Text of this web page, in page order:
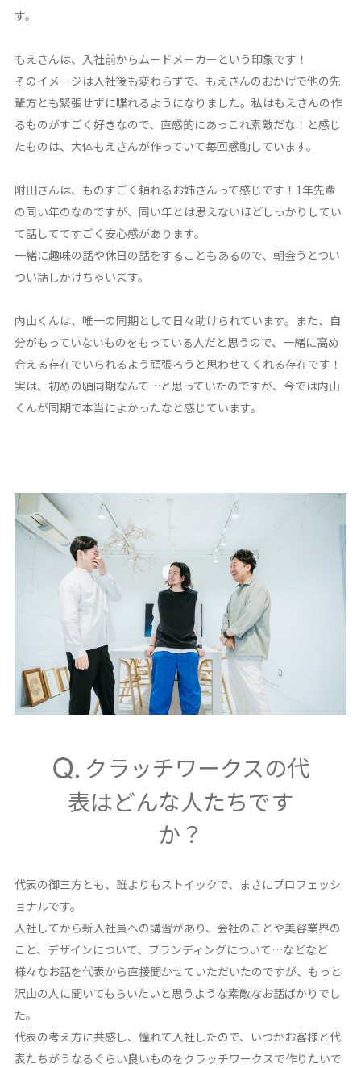
す。
もえさんは、入社前からムードメーカーという印象です！
そのイメージは入社後も変わらずで、もえさんのおかげで他の先
輩方とも緊張せずに喋れるようになりました。私はもえさんの作
るものがすごく好きなので、直感的にあっこれ素敵だな！と感じ
たものは、大体もえさんが作っていて毎回感動しています。
附田さんは、ものすごく頼れるお姉さんって感じです！1年先輩
の同い年のなのですが、同い年とは思えないほどしっかりしてい
て話しててすごく安心感があります。
一緒に趣味の話や休日の話をすることもあるので、朝会うとつい
つい話しかけちゃいます。
内山くんは、唯一の同期として日々助けられています。また、自
分がもっていないものをもっている人だと思うので、一緒に高め
合える存在でいられるよう頑張ろうと思わせてくれる存在です！
実は、初めの頃同期なんて…と思っていたのですが、今では内山
くんが同期で本当によかったなと感じています。
クラッチワークスの代
表はどんな人たちです
か？
代表の御三方とも、誰よりもストイックで、まさにプロフェッシ
ョナルです。
入社してから新入社員への講習があり、会社のことや美容業界の
こと、デザインについて、ブランディングについて…などなど
様々なお話を代表から直接聞かせていただいたのですが、もっと
沢山の人に聞いてもらいたいと思うような素敵なお話ばかりでし
た。
代表の考え方に共感し、憧れて入社したので、いつかお客様と代
表たちがうなるぐらい良いものをクラッチワークスで作りたいで